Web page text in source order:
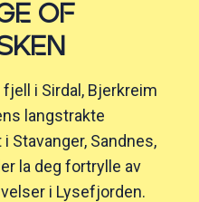
OF
i Sirdal, Bjerkreim
langstrakte
Stavanger, Sandnes,
la deg fortrylle av
i Lysefjorden.